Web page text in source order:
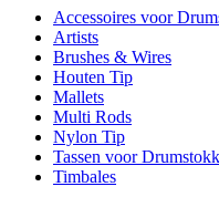
Accessoires voor
Artists
Brushes & Wires
Houten Tip
Mallets
Multi Rods
Nylon Tip
Tassen voor
Timbales